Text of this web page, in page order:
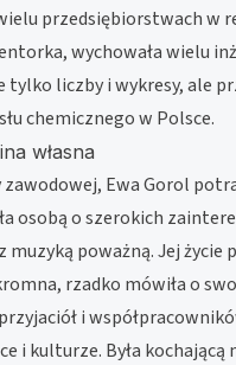
przedsiębiorstwach w
wychowała wielu
tylko liczby i wykresy, ale
chemicznego w Polsce.
własna
Ewa Gorol
osobą o szerokich
poważną. Jej
rzadko mówiła o
i
i kulturze. Była